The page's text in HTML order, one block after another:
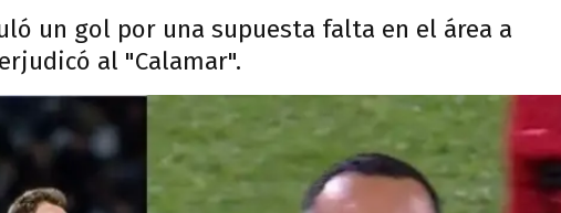
un gol por una supuesta falta en el área a
al "Calamar".